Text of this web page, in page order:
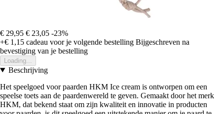
€ 29,95 € 23,05 -23%
+€ 1,15 cadeau voor je volgende bestelling Bijgeschreven na
bevestiging van je bestelling
Loading...
Beschrijving
Het speelgoed voor paarden HKM Ice cream is ontworpen om een
speelse toets aan de paardenwereld te geven. Gemaakt door het merk
HKM, dat bekend staat om zijn kwaliteit en innovatie in producten